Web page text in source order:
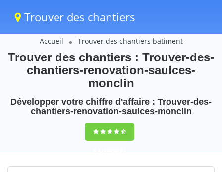
Trouver des chantiers
Accueil Trouver des chantiers batiment
Trouver des chantiers : Trouver-des-
chantiers-renovation-saulces-
monclin
Développer votre chiffre d'affaire : Trouver-des-
chantiers-renovation-saulces-monclin
9,5(100%)81
votes